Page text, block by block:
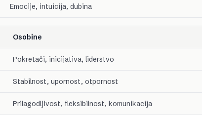
Emocije, intuicija, dubina
Osobine
Pokretači, inicijativa, liderstvo
Stabilnost, upornost, otpornost
Prilagodljivost, fleksibilnost, komunikacija